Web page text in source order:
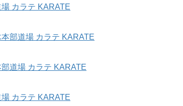
カラテ KARATE
部道場 カラテ KARATE
道場 カラテ KARATE
カラテ KARATE